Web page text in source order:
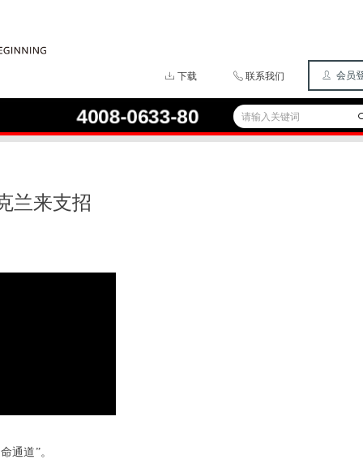
📞4008-0633-80
ꄔ 下载 ꂅ 联系我们 ꄑ 会员
兰来支招
通道”。